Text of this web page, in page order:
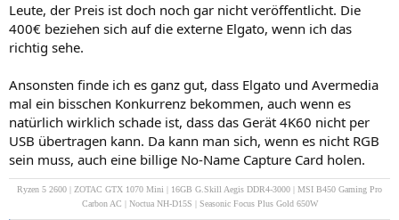
:
Leute, der Preis ist doch noch gar nicht veröffentlicht. Die
400€ beziehen sich auf die externe Elgato, wenn ich das
richtig sehe.
Ansonsten finde ich es ganz gut, dass Elgato und Avermedia
mal ein bisschen Konkurrenz bekommen, auch wenn es
natürlich wirklich schade ist, dass das Gerät 4K60 nicht per
USB übertragen kann. Da kann man sich, wenn es nicht RGB
sein muss, auch eine billige No-Name Capture Card holen.
Ryzen 5 2600 | ZOTAC GTX 1070 Mini | 16GB G.Skill Aegis DDR4-3000 | MSI B450 Gaming Pro
Carbon AC | Noctua NH-D15S | Seasonic Focus Plus Gold 650W